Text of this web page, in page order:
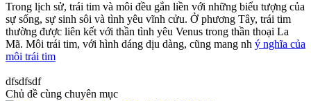
Trong lịch sử, trái tim và môi đều gắn liền với những biểu tượng của
sự sống, sự sinh sôi và tình yêu vĩnh cửu. Ở phương Tây, trái tim
thường được liên kết với thần tình yêu Venus trong thần thoại La
Mã. Môi trái tim, với hình dáng dịu dàng, cũng mang nh ý nghĩa của
môi trái tim
dfsdfsdf
Chủ đề cùng chuyên mục